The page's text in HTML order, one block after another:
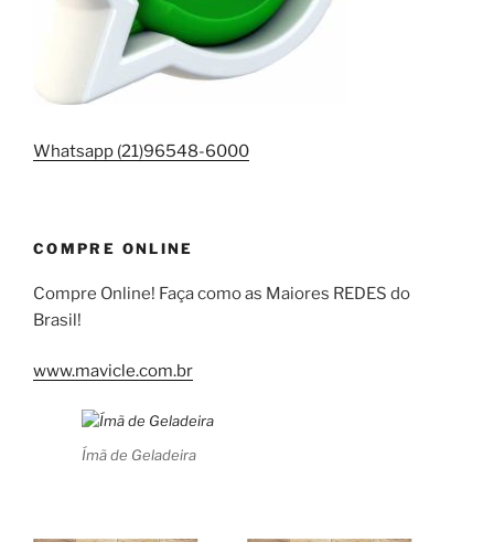
Whatsapp (21)96548-6000
COMPRE ONLINE
Compre Online! Faça como as Maiores REDES do
Brasil!
www.mavicle.com.br
Ímã de Geladeira